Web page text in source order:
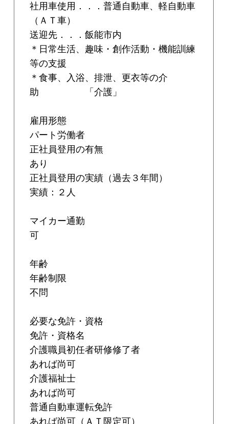
社用車使用．．．普通自動車、軽自動車
（ＡＴ車）
送迎先．．．飯能市内
＊日常生活、趣味・創作活動・機能訓練
等の支援
＊食事、入浴、排泄、更衣等の介
助 「介護」
雇用形態
パート労働者
正社員登用の有無
あり
正社員登用の実績（過去３年間）
実績：２人
マイカー通勤
可
年齢
年齢制限
不問
必要な免許・資格
免許・資格名
介護職員初任者研修修了者
あれば尚可
介護福祉士
あれば尚可
普通自動車運転免許
あれば尚可（ＡＴ限定可）